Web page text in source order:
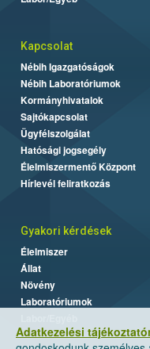
Adatkezelési
Kapcsolat
Nébih Igazgatóságok
Nébih Laboratóriumok
Kormányhivatalok
Sajtókapcsolat
Ügyfélszolgálat
Hatósági jogsegély
Élelmiszermentő Központ
Hírlevél feliratkozás
Gyakori kérdések
Élelmiszer
Állat
Növény
Laboratóriumok